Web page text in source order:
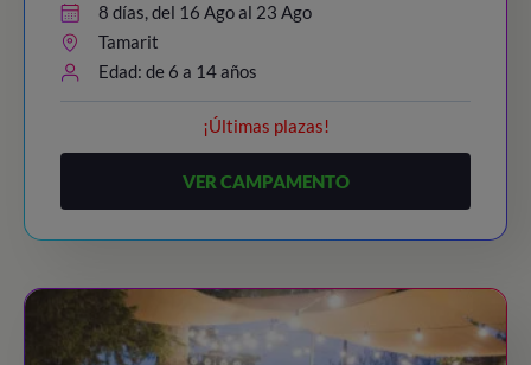
8 días, del 16 Ago al 23 Ago
Tamarit
Edad: de 6 a 14 años
¡Últimas plazas!
VER CAMPAMENTO